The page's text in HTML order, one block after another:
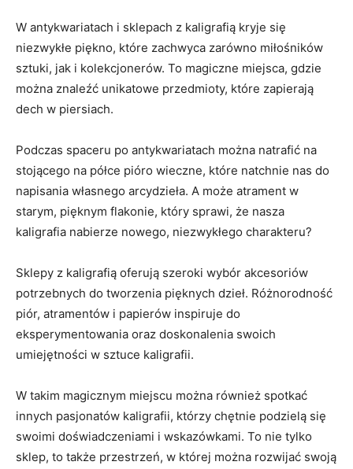
W antykwariatach i sklepach z kaligrafią ⁣kryje się
niezwykłe ​piękno, które zachwyca zarówno miłośników​
sztuki, jak i ​kolekcjonerów. To ⁣magiczne ⁤miejsca, gdzie
można ‌znaleźć unikatowe‍ przedmioty, które zapierają‍
dech w piersiach.
Podczas spaceru po antykwariatach⁢ można ‌natrafić na
stojącego na półce pióro wieczne, które natchnie nas ‌do
napisania własnego arcydzieła. A może atrament w
starym, pięknym flakonie, który sprawi, że nasza
kaligrafia nabierze nowego, niezwykłego charakteru?
Sklepy z kaligrafią oferują szeroki wybór ⁢akcesoriów⁢
potrzebnych do tworzenia⁢ pięknych dzieł. Różnorodność
piór, atramentów i papierów inspiruje do
eksperymentowania ⁤oraz doskonalenia ​swoich
umiejętności w sztuce⁣ kaligrafii.
W ⁣takim magicznym ‌miejscu można⁣ również spotkać ​
innych pasjonatów kaligrafii, którzy chętnie podzielą się
swoimi ⁤doświadczeniami‍ i wskazówkami. To nie tylko
sklep,⁣ to także przestrzeń, w której​ można rozwijać swoją